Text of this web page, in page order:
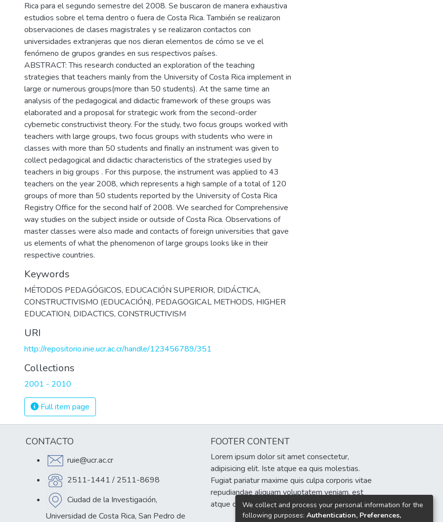
Rica para el segundo semestre del 2008. Se buscaron de manera exhaustiva
estudios sobre el tema dentro o fuera de Costa Rica. También se realizaron
observaciones de clases magistrales y se realizaron contactos con
universidades extranjeras que nos dieran elementos de cómo se ve el
fenómeno de grupos grandes en sus respectivos países.
ABSTRACT: This research conducted an exploration of the teaching
strategies that teachers mainly from the University of Costa Rica implement in
large or numerous groups(more than 50 students). At the same time an
analysis of the pedagogical and didactic framework of these groups was
elaborated and a proposal for strategic work from the second-order
cybernetic constructivist theory. For the study, two focus groups worked with
teachers with large groups, two focus groups with students who were in
classes with more than 50 students and finally an instrument was given to
collect pedagogical and didactic characteristics of the strategies used by
teachers in big groups . For this purpose, the instrument was applied to 43
teachers on the year 2008, which represents a high sample of a total of 120
groups of more than 50 students reported by the University of Costa Rica
Registry Office for the second half of 2008. We searched for Comprehensive
way studies on the subject inside or outside of Costa Rica. Observations of
master classes were also made and contacts of foreign universities that gave
us elements of what the phenomenon of large groups looks like in their
respective countries.
Keywords
MÉTODOS PEDAGÓGICOS, EDUCACIÓN SUPERIOR, DIDÁCTICA,
CONSTRUCTIVISMO (EDUCACIÓN), PEDAGOGICAL METHODS, HIGHER
EDUCATION, DIDACTICS, CONSTRUCTIVISM
URI
http://repositorio.inie.ucr.ac.cr/handle/123456789/351
Collections
2001 - 2010
Full item page
CONTACTO
ruie@ucr.ac.cr
2511-1441 / 2511-8698
Ciudad de la Investigación,
Universidad de Costa Rica, San Pedro de
FOOTER CONTENT
Lorem ipsum dolor sit amet consectetur,
adipisicing elit. Iste atque ea quis molestias.
Fugiat pariatur maxime quis culpa corporis vitae
repudiandae aliquam voluptatem veniam, est
atque cumque eum delectus sint!
We collect and process your personal information for the
following purposes: Authentication, Preferences,